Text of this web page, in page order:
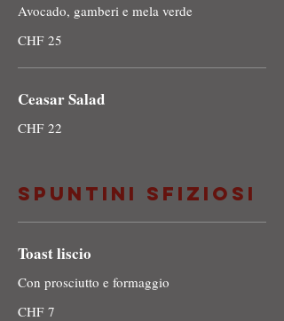
Avocado, gamberi e mela verde
CHF 25
Ceasar Salad
CHF 22
Spuntini sfiziosi
Toast liscio
Con prosciutto e formaggio
CHF 7